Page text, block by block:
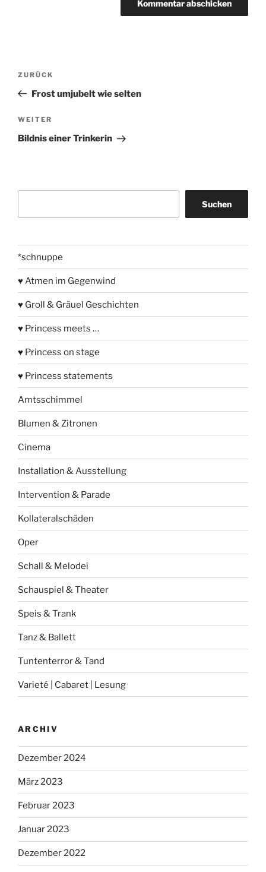
Beitragsnavigation
Vorheriger
Beitrag
ZURÜCK
Frost umjubelt wie selten
Nächster
Beitrag
WEITER
Bildnis einer Trinkerin
Suchen
*schnuppe
♥ Atmen im Gegenwind
♥ Groll & Gräuel Geschichten
♥ Princess meets …
♥ Princess on stage
♥ Princess statements
Amtsschimmel
Blumen & Zitronen
Cinema
Installation & Ausstellung
Intervention & Parade
Kollateralschäden
Oper
Schall & Melodei
Schauspiel & Theater
Speis & Trank
Tanz & Ballett
Tuntenterror & Tand
Varieté | Cabaret | Lesung
ARCHIV
Dezember 2024
März 2023
Februar 2023
Januar 2023
Dezember 2022